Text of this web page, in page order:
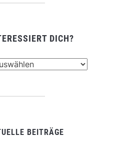
DICH?
BEITRÄGE